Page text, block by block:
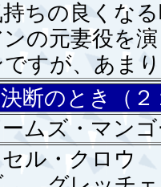
ちの良くな
の元妻役を演
すが、あま
断のとき（
ズ・マンゴ
ル・クロウ